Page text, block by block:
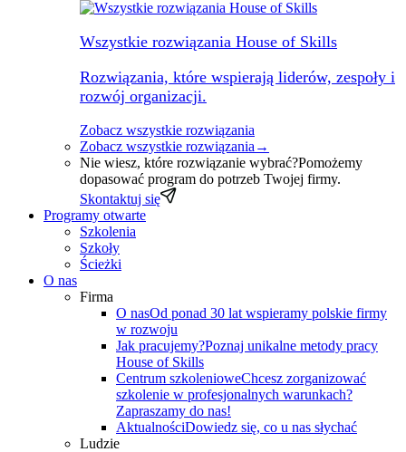
Wszystkie rozwiązania House of Skills
Rozwiązania, które wspierają liderów, zespoły i
rozwój organizacji.
Zobacz wszystkie rozwiązania
Zobacz wszystkie rozwiązania →
Nie wiesz, które rozwiązanie wybrać?Pomożemy
dopasować program do potrzeb Twojej firmy.
Skontaktuj się
Programy otwarte
Szkolenia
Szkoły
Ścieżki
O nas
Firma
O nasOd ponad 30 lat wspieramy polskie firmy
w rozwoju
Jak pracujemy?Poznaj unikalne metody pracy
House of Skills
Centrum szkolenioweChcesz zorganizować
szkolenie w profesjonalnych warunkach?
Zapraszamy do nas!
AktualnościDowiedz się, co u nas słychać
Ludzie